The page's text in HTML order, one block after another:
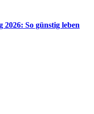
2026: So günstig leben